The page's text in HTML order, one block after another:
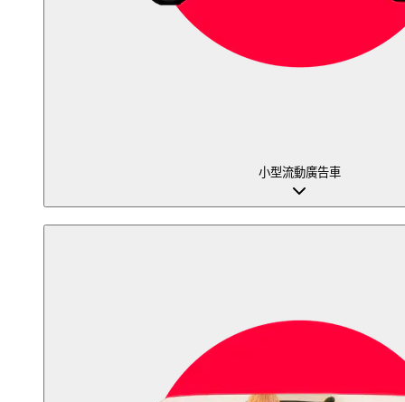
小型流動廣告車